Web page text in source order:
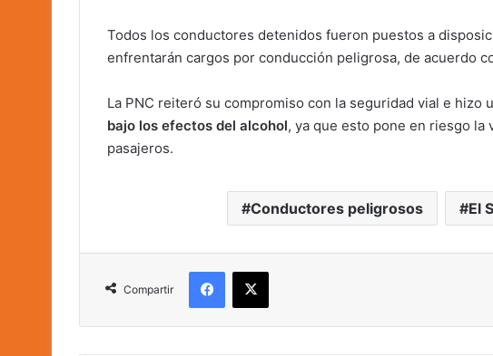
Todos los conductores detenidos fueron puestos a
enfrentarán cargos por conducción peligrosa, de acuerdo
La PNC reiteró su compromiso con la seguridad vial e hizo
bajo los efectos del alcohol, ya que esto pone en riesgo
pasajeros.
Conductores peligrosos El
Compartir
Facebook
X